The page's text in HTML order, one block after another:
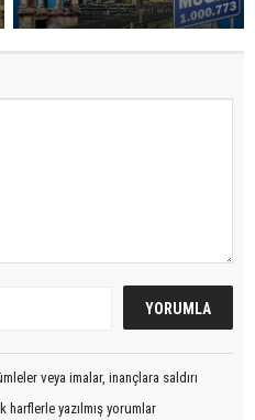
veya imalar, inançlara saldırı
harflerle yazılmış yorumlar